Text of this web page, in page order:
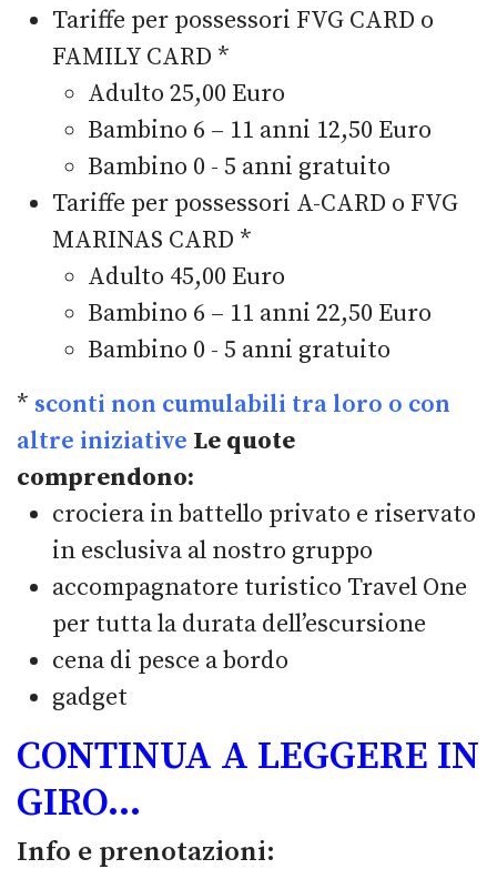
Tariffe per possessori FVG CARD o
FAMILY CARD *
Adulto 25,00 Euro
Bambino 6 – 11 anni 12,50 Euro
Bambino 0 - 5 anni gratuito
Tariffe per possessori A-CARD o FVG
MARINAS CARD *
Adulto 45,00 Euro
Bambino 6 – 11 anni 22,50 Euro
Bambino 0 - 5 anni gratuito
* sconti non cumulabili tra loro o con
altre iniziative Le quote
comprendono:
crociera in battello privato e riservato
in esclusiva al nostro gruppo
accompagnatore turistico Travel One
per tutta la durata dell’escursione
cena di pesce a bordo
gadget
CONTINUA A LEGGERE IN
GIRO…
Info e prenotazioni: